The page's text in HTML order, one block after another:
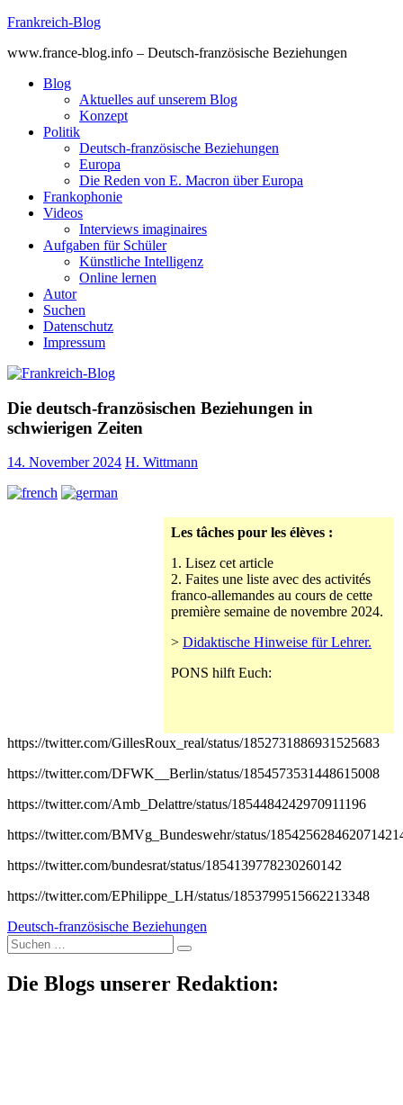
Skip
content
Frankreich-Blog
www.france-blog.info – Deutsch-französische Beziehungen
Blog
Aktuelles auf unserem Blog
Konzept
Politik
Deutsch-französische Beziehungen
Europa
Die Reden von E. Macron über Europa
Frankophonie
Videos
Interviews imaginaires
Aufgaben für Schüler
Künstliche Intelligenz
Online lernen
Autor
Suchen
Datenschutz
Impressum
Die deutsch-französischen Beziehungen in
schwierigen Zeiten
14. November 2024 H. Wittmann
Les tâches pour les élèves :
1. Lisez cet article
2. Faites une liste avec des activités
franco-allemandes au cours de cette
première semaine de novembre 2024.
> Didaktische Hinweise für Lehrer.
PONS hilft Euch:
https://twitter.com/GillesRoux_real/status/1852731886931525683
https://twitter.com/DFWK__Berlin/status/1854573531448615008
https://twitter.com/Amb_Delattre/status/1854484242970911196
https://twitter.com/BMVg_Bundeswehr/status/
https://twitter.com/bundesrat/status/1854139778230260142
https://twitter.com/EPhilippe_LH/status/1853799515662213348
Deutsch-französische Beziehungen
Suche
nach:
Die Blogs unserer Redaktion: